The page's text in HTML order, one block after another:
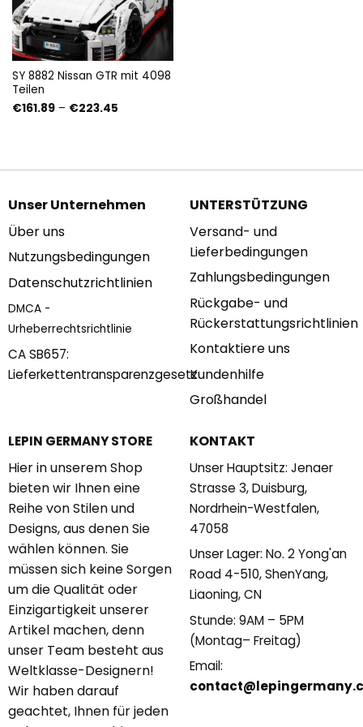
SY 8882 Nissan GTR mit 4098
Teilen
€161.89 – €223.45Preisspanne:
Unser Unternehmen
Über uns
Nutzungsbedingungen
Datenschutzrichtlinien
DMCA -
Urheberrechtsrichtlinie
CA SB657:
Lieferkettentransparenzgesetz
UNTERSTÜTZUNG
Versand- und
Lieferbedingungen
Zahlungsbedingungen
Rückgabe- und
Rückerstattungsrichtlinien
Kontaktiere uns
Kundenhilfe
Großhandel
LEPIN GERMANY STORE
Hier in unserem Shop
bieten wir Ihnen eine
Reihe von Stilen und
Designs, aus denen Sie
wählen können. Sie
müssen sich keine Sorgen
um die Qualität oder
Einzigartigkeit unserer
Artikel machen, denn
unser Team besteht aus
Weltklasse-Designern!
Wir haben darauf
geachtet, Ihnen für jeden
KONTAKT
Unser Hauptsitz: Jenaer
Strasse 3, Duisburg,
Nordrhein-Westfalen,
47058
Unser Lager: No. 2 Yong'an
Road 4-510, ShenYang,
Liaoning, CN
Stunde: 9AM – 5PM
(Montag– Freitag)
Email: